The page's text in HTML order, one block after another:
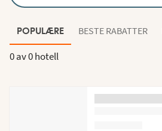
POPULÆRE BESTE RABATTER
0 av0 hotell